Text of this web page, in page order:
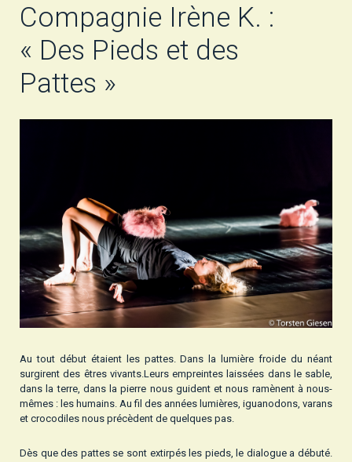
Compagnie Irène K. :
« Des Pieds et des
Pattes »
Au tout début étaient les pattes. Dans la lumière froide du néant
surgirent des êtres vivants.Leurs empreintes laissées dans le sable,
dans la terre, dans la pierre nous guident et nous ramènent à nous-
mêmes : les humains. Au fil des années lumières, iguanodons, varans
et crocodiles nous précèdent de quelques pas.
Dès que des pattes se sont extirpés les pieds, le dialogue a débuté.